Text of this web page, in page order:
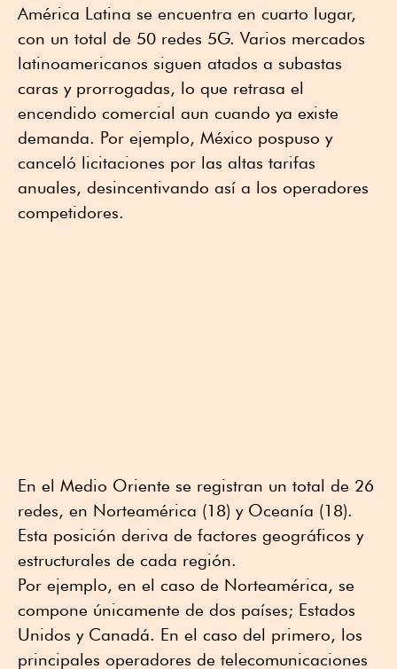
América Latina se encuentra en cuarto lugar,
con un total de 50 redes 5G. Varios mercados
latinoamericanos siguen atados a subastas
caras y prorrogadas, lo que retrasa el
encendido comercial aun cuando ya existe
demanda. Por ejemplo, México pospuso y
canceló licitaciones por las altas tarifas
anuales, desincentivando así a los operadores
competidores.
En el Medio Oriente se registran un total de 26
redes, en Norteamérica (18) y Oceanía (18).
Esta posición deriva de factores geográficos y
estructurales de cada región.
Por ejemplo, en el caso de Norteamérica, se
compone únicamente de dos países; Estados
Unidos y Canadá. En el caso del primero, los
principales operadores de telecomunicaciones